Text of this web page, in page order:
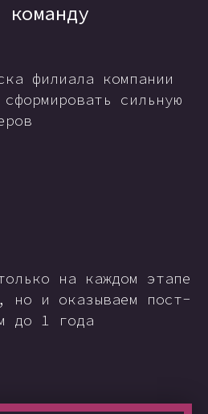
команду
филиала компании
сильную
на каждом этапе
но и оказываем пост-
до 1 года